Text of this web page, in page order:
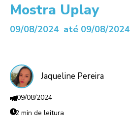
Mostra Uplay
09/08/2024 até 09/08/2024
Jaqueline Pereira
09/08/2024
2 min de leitura